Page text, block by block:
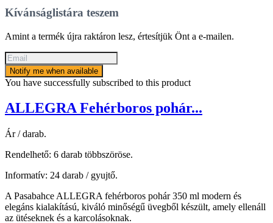
Kívánságlistára teszem
Amint a termék újra raktáron lesz, értesítjük Önt a e-mailen.
Notify me when available
You have successfully subscribed to this product
ALLEGRA Fehérboros pohár...
Ár / darab.
Rendelhető: 6 darab többszöröse.
Informatív: 24 darab / gyujtő.
A Pasabahce ALLEGRA fehérboros pohár 350 ml modern és
elegáns kialakítású, kiváló minőségű üvegből készült, amely ellenáll
az ütéseknek és a karcolásoknak.